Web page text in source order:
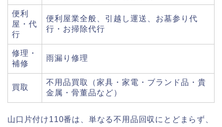
便利
屋・代
行
便利屋業全般、引越し運送、お墓参り代
行・お掃除代行
修理・
補修
雨漏り修理
買取
不用品買取（家具・家電・ブランド品・貴
金属・骨董品など）
山口片付け110番は、単なる不用品回収にとどまらず、